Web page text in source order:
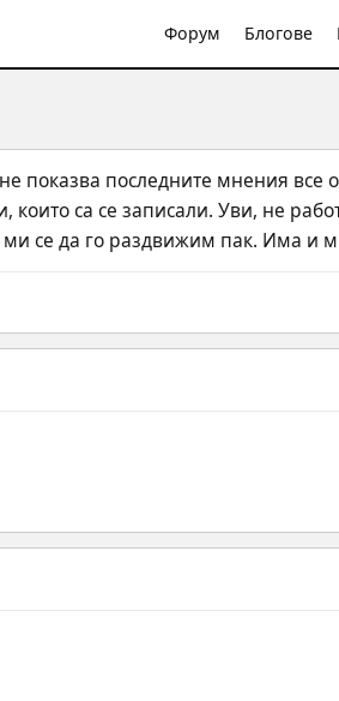
Форум Блогове
показва последните мнения
които са се записали. Уви, не
се да го раздвижим пак. Има и